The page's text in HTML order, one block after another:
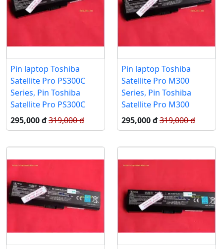
Pin laptop Toshiba
Satellite Pro PS300C
Series, Pin Toshiba
Satellite Pro PS300C
295,000 đ319,000 đ
Pin laptop Toshiba
Satellite Pro M300
Series, Pin Toshiba
Satellite Pro M300
295,000 đ319,000 đ